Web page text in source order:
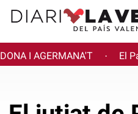
DONA I AGERMANA'T · El